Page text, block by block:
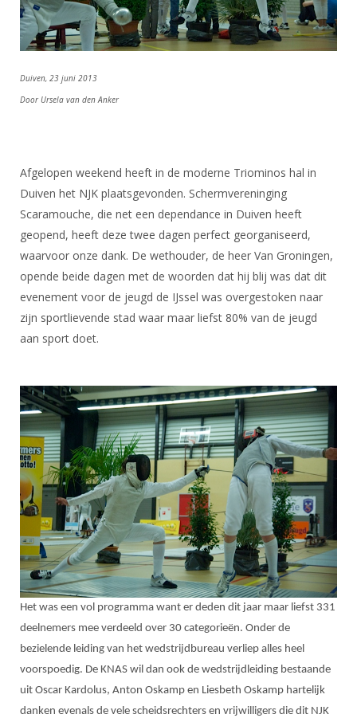
Website
Gebruiksvoorwaarden
Historie
Organisatie
Bestuur
Commissies
Ereleden
Bondsbureau
Contact
Medewerkers
Samenwerking
Formulieren
Nieuws
Verenigingsondersteuning
Witte Vlekkenplan
Oprichting Vereniging
Overschrijven leden
Ranglijsten
Inschrijven
Reglementen
Rolstoelschermen
Wedstrijdkalender
KNAS Keurmerk
JPT
JEC
Wedstrijdorganisatie
Nieuws
Aanvragen van scheidsrechters
Scheidsrechterslijst
Import inschrijvingen uit Nahouw
Verwerk wedstrijduitslagen
NK organiseren
Promotie en logo
Geschiedenis van het schermen
DBT
FBT
Internationale Titeltoernooien
Internationale aanmeldingen
Brassardsysteem
Nieuws
Opleidingen
Leraar
Voor scheidsrechters
Nieuws
Scheidsrechterslijst
Scheidsrechter Documentatie
Tuchtzaken
Archief
Infotheek
Bibliotheek
ALV
Touché
Nieuws
NK organiseren
Duiven, 23 juni 2013
Door Ursela van den Anker
Afgelopen weekend heeft in de moderne Triominos hal in
Duiven het NJK plaatsgevonden. Schermvereninging
Scaramouche, die net een dependance in Duiven heeft
geopend, heeft deze twee dagen perfect georganiseerd,
waarvoor onze dank. De wethouder, de heer Van Groningen,
opende beide dagen met de woorden dat hij blij was dat dit
evenement voor de jeugd de IJssel was overgestoken naar
zijn sportlievende stad waar maar liefst 80% van de jeugd
aan sport doet.
Het was een vol programma want er deden dit jaar maar liefst 331
deelnemers mee verdeeld over 30 categorieën. Onder de
bezielende leiding van het wedstrijdbureau verliep alles heel
voorspoedig. De KNAS wil dan ook de wedstrijdleiding bestaande
uit Oscar Kardolus, Anton Oskamp en Liesbeth Oskamp hartelijk
danken evenals de vele scheidsrechters en vrijwilligers die dit NJK